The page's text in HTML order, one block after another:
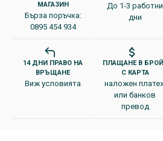
МАГАЗИН
Бърза поръчка:
0895 454 934
До 1-3 работни
дни
14 ДНИ ПРАВО НА
ВРЪЩАНЕ
Виж условията
ПЛАЩАНЕ В
С КАРТА
наложен
или банков
превод